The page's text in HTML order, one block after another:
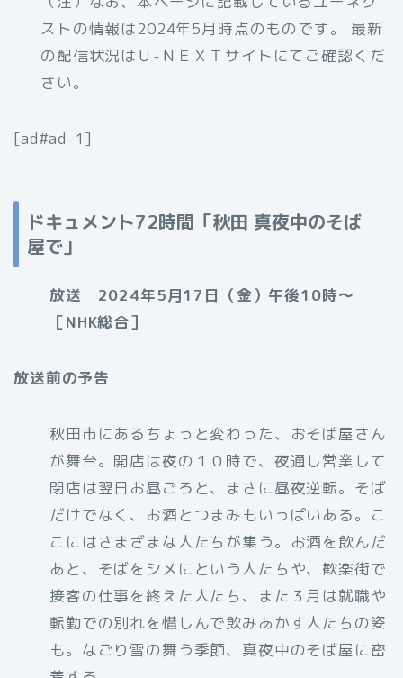
ストの情報は2024年5月時点のものです。 最新
の配信状況はＵ-ＮＥＸＴサイトにてご確認くだ
さい。
[ad#ad-1]
ドキュメント72時間「秋田 真夜中のそば
屋で」
放送 2024年5月17日（金）午後10時〜
［NHK総合］
放送前の予告
秋田市にあるちょっと変わった、おそば屋さん
が舞台。開店は夜の１０時で、夜通し営業して
閉店は翌日お昼ごろと、まさに昼夜逆転。そば
だけでなく、お酒とつまみもいっぱいある。こ
こにはさまざまな人たちが集う。お酒を飲んだ
あと、そばをシメにという人たちや、歓楽街で
接客の仕事を終えた人たち、また３月は就職や
転勤での別れを惜しんで飲みあかす人たちの姿
も。なごり雪の舞う季節、真夜中のそば屋に密